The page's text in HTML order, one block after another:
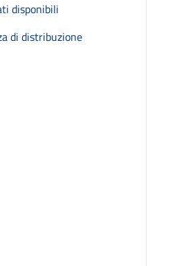
disponibili
di distribuzione